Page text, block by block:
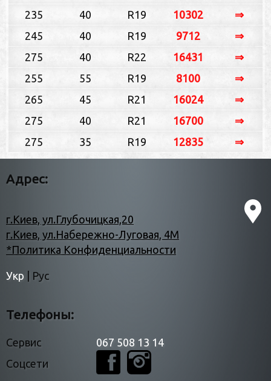
235
40 R19 10302
⇒
245
40 R19 9712
⇒
275
40 R22 16431
⇒
255
55 R19 8100
⇒
265
45 R21 16024
⇒
275
40 R21 16700
⇒
275
35 R19 12835 ⇒
Адрес:
г.Киев, ул.Глубочицкая,20
г.Киев, ул.Набережно-Луговая, 4М
*Политика Конфиденциальности
Укр Рус
Телефоны:
Сервис
067 508 13 14
Соцсети